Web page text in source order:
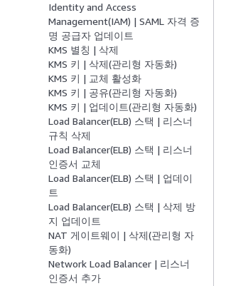
Identity and Access
Management(IAM) | SAML 자격 증
명 공급자 업데이트
KMS 별칭 | 삭제
KMS 키 | 삭제(관리형 자동화)
KMS 키 | 교체 활성화
KMS 키 | 공유(관리형 자동화)
KMS 키 | 업데이트(관리형 자동화)
Load Balancer(ELB) 스택 | 리스너
규칙 삭제
Load Balancer(ELB) 스택 | 리스너
인증서 교체
Load Balancer(ELB) 스택 | 업데이
트
Load Balancer(ELB) 스택 | 삭제 방
지 업데이트
NAT 게이트웨이 | 삭제(관리형 자
동화)
Network Load Balancer | 리스너
인증서 추가